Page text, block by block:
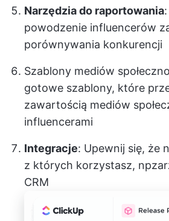
Narzędzia do raportowania
powodzenie influencerów
porównywania konkurencji
Szablony mediów
gotowe szablony, które
zawartością mediów
influencerami
Integracje: Upewnij się, że
z których korzystasz, np
CRM